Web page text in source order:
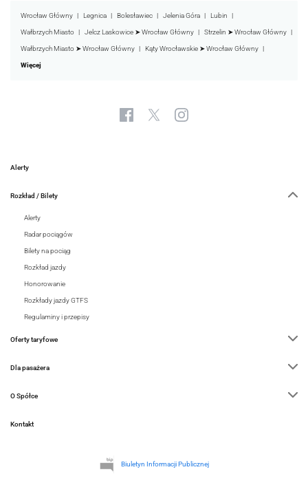
Wrocław Główny Legnica Bolesławiec Jelenia Góra Lubin
Wałbrzych Miasto Jelcz Laskowice ➤ Wrocław Główny Strzelin ➤ Wrocław Główny
Wałbrzych Miasto ➤ Wrocław Główny Kąty Wrocławskie ➤ Wrocław Główny
Więcej
Alerty
Rozkład / Bilety
Alerty
Radar pociągów
Bilety na pociąg
Rozkład jazdy
Honorowanie
Rozkłady jazdy GTFS
Regulaminy i przepisy
Oferty taryfowe
Dla pasażera
O Spółce
Kontakt
Biuletyn Informacji Publicznej